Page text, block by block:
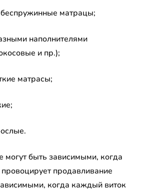
матрацы;
наполнителями
и пр.);
матрасы;
быть зависимыми, когда
продавливание
когда каждый виток